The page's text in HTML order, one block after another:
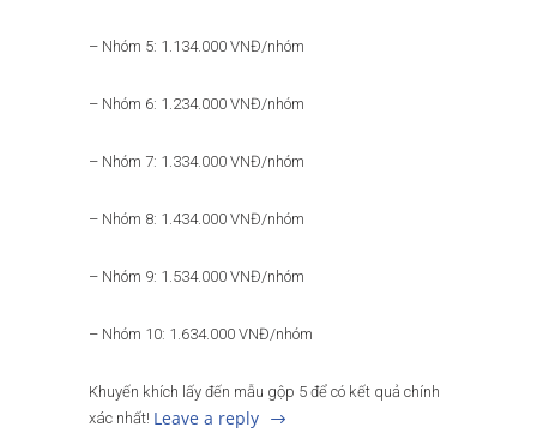
– Nhóm 5: 1.134.000 VNĐ/nhóm
– Nhóm 6: 1.234.000 VNĐ/nhóm
– Nhóm 7: 1.334.000 VNĐ/nhóm
– Nhóm 8: 1.434.000 VNĐ/nhóm
– Nhóm 9: 1.534.000 VNĐ/nhóm
– Nhóm 10: 1.634.000 VNĐ/nhóm
Khuyến khích lấy đến mẫu gộp 5 để có kết quả chính
xác nhất! Leave a reply